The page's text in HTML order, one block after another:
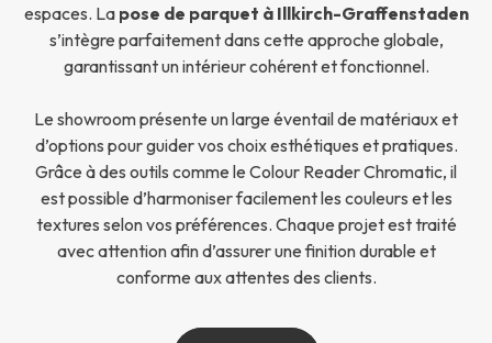
espaces. La pose de parquet à Illkirch-Graffenstaden
s’intègre parfaitement dans cette approche globale,
garantissant un intérieur cohérent et fonctionnel.
Le showroom présente un large éventail de matériaux et
d’options pour guider vos choix esthétiques et pratiques.
Grâce à des outils comme le Colour Reader Chromatic, il
est possible d’harmoniser facilement les couleurs et les
textures selon vos préférences. Chaque projet est traité
avec attention afin d’assurer une finition durable et
conforme aux attentes des clients.